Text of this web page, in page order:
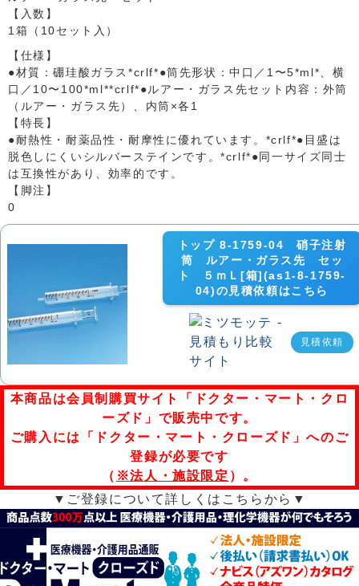
【入数】
1箱（10セット入）
【仕様】
●材質：硼珪酸ガラス*crlf*●筒先形状：中口／1〜5*ml*、横
口／10〜100*ml**crlf*●ルアー・ガラス先セット内容：外筒
（ルアー・ガラス先）、内筒×各1
【特長】
●耐熱性・耐薬品性・耐摩性に優れています。*crlf*●目盛は
脱色しにくいシルバーステインです。*crlf*●同一サイズ同士
は互換性があり、効率的です。
【脚注】
0
トップ 8-1759-04 硝子注射
筒 ルアー・ガラス先 セッ
ト ５ｍＬ[箱](as1-8-1759-
04)の見積依頼はこちら
見積依頼
本商品は会員制購買サイト「ドクター・マート・クロ
ーズド」で販売中です。
ご購入には「ドクター・マート・クローズド」へのご
登録が必要です
（ ※法人・施設限定 ）。
▼ご登録について詳しくはこちらから▼